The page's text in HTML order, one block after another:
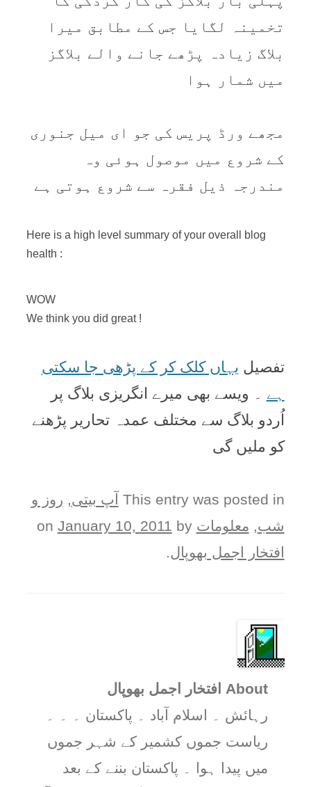
تخمينہ لگايا جس کے مطابق ميرا
بلاگ زيادہ پڑھے جانے والے بلاگز
ميں شمار ہوا
مجھے ورڈ پريس کی جو ای ميل جنوری
کے شروع ميں موصول ہوئی وہ
مندرجہ ذيل فقرہ سے شروع ہوتی ہے
Here is a high level summary of your overall blog
health :
WOW
We think you did great !
تفصيل يہاں کلک کر کے پڑھی جا سکتی
ہے ۔ ويسے بھی ميرے انگريزی بلاگ پر
اُردو بلاگ سے مختلف عمدہ تحارير پڑھنے
کو مليں گی
This entry was posted in آپ بيتی, روز و
شب, معلومات on
January 10, 2011 by
افتخار اجمل بھوپال.
About افتخار اجمل بھوپال
رہائش ۔ اسلام آباد ۔ پاکستان ۔ ۔ ۔
ریاست جموں کشمیر کے شہر جموں
میں پیدا ہوا ۔ پاکستان بننے کے بعد